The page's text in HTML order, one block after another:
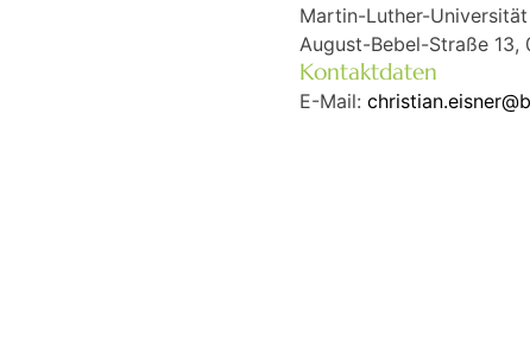
Martin-Luther-
August-Bebel-Straße 13,
Kontaktdaten
E-Mail: